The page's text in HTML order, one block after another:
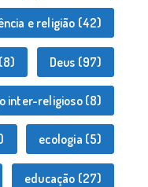
e religião (42)
(8) Deus (97)
inter-religioso(8)
ecologia (5)
educação (27)